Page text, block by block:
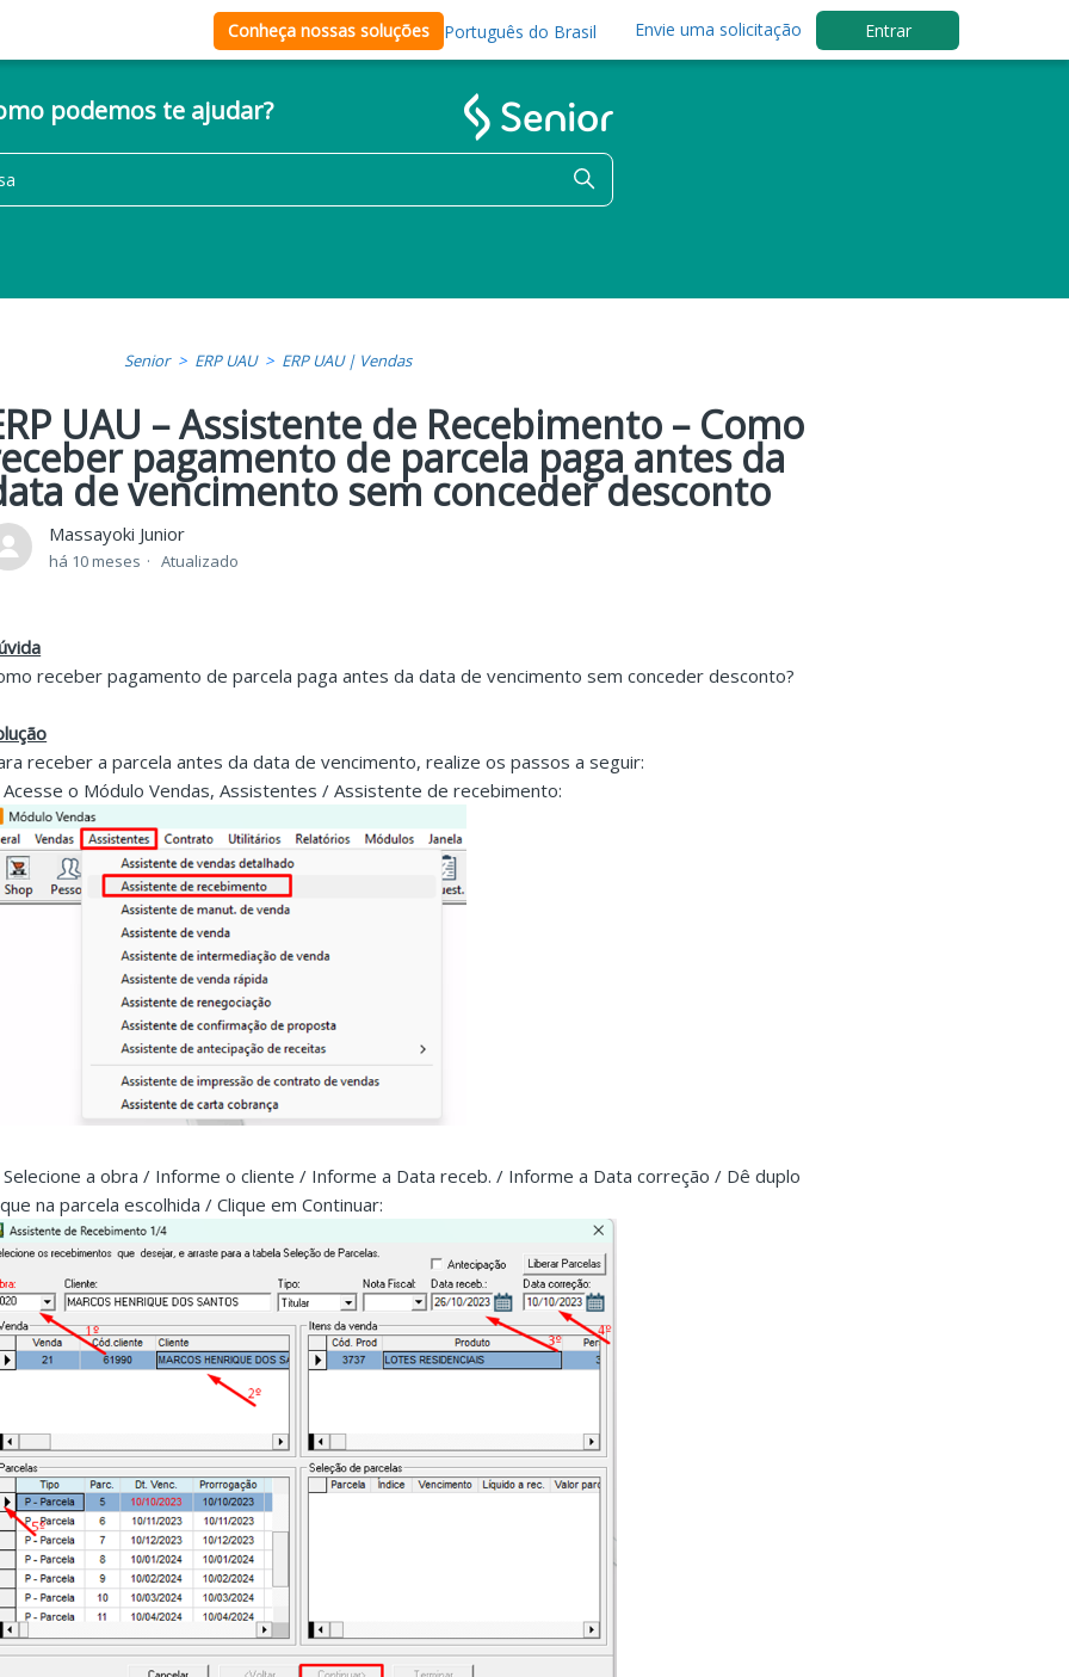
Conheça nossas soluções Português do Brasil Envie uma solicitação Entrar
podemos te ajudar?
Senior ERP UAU ERP UAU | Vendas
UAU – Assistente de Recebimento – Como
pagamento de parcela paga antes da
de vencimento sem conceder desconto
Massayoki Junior
há 10 meses Atualizado
receber pagamento de parcela paga antes da data de vencimento sem conceder desconto?
receber a parcela antes da data de vencimento, realize os passos a seguir:
Acesse o Módulo Vendas, Assistentes / Assistente de recebimento:
Selecione a obra / Informe o cliente / Informe a Data receb. / Informe a Data correção / Dê duplo
na parcela escolhida / Clique em Continuar: